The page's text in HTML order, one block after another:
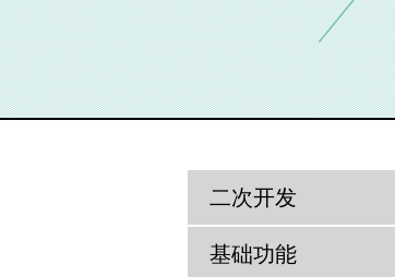
二次开发
基础功能